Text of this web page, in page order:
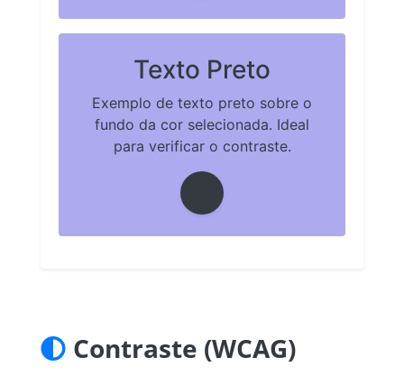
Texto Preto
Exemplo de texto preto sobre o
fundo da cor selecionada. Ideal
para verificar o contraste.
Contraste (WCAG)